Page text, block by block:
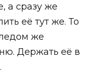
а сразу же
её тут же. То
же
Держать её в